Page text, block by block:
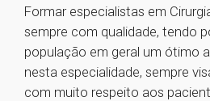
Formar especialistas em
sempre com qualidade, tendo
população em geral um ótimo
nesta especialidade, sempre
com muito respeito aos